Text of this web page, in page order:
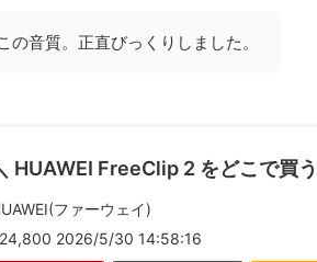
の音質。正直びっくりしました。
HUAWEI FreeClip 2 をどこで買
ファーウェイ)
2026/5/30 14:58:16